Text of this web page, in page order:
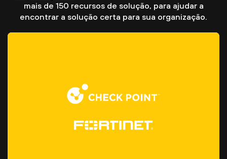
mais de 150 recursos de solução, para ajudar a
encontrar a solução certa para sua organização.